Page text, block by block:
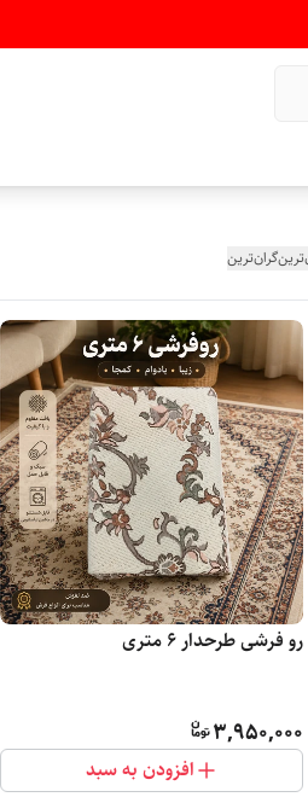
گران‌ترین
رو فرشی طرحدار 6 متری
3,950,000
افزودن به سبد